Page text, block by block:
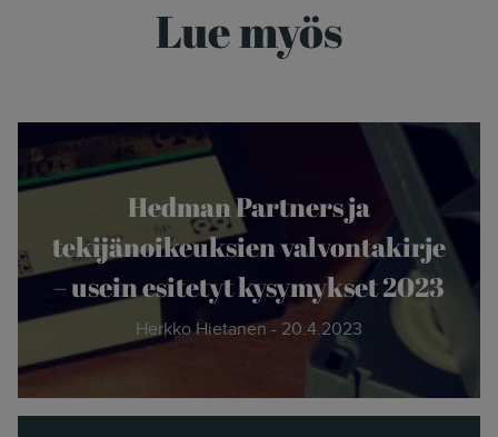
Lue myös
Hedman Partners ja
tekijänoikeuksien valvontakirje
– usein esitetyt kysymykset 2023
Herkko Hietanen - 20.4.2023